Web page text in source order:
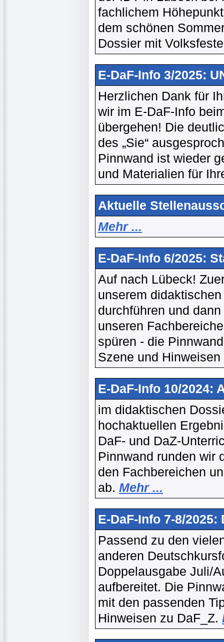
fachlichem
dem schönen
Dossier mit
E-DaF-Info 3/2025:
Herzlichen Dank für
wir im E-DaF-Info
übergehen! Die
des „Sie“
Pinnwand ist wieder
und Materialien für
Aktuelle
Mehr ...
E-DaF-Info 6/2025:
Auf nach Lübeck!
unserem
durchführen und
unseren
spüren - die
Szene und
E-DaF-Info 10/2024:
im didaktischen
hochaktuellen
DaF- und DaZ-
Pinnwand runden wir
den Fachbereichen
ab. Mehr ...
E-DaF-Info 7-8/
Passend zu den
anderen
Doppelausgabe Juli/
aufbereitet. Die
mit den passenden
Hinweisen zu DaF_Z.